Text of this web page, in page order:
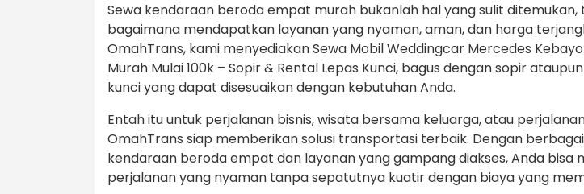
Sewa kendaraan beroda empat murah bukanlah hal yang sulit ditemukan,
bagaimana mendapatkan layanan yang nyaman, aman, dan harga
OmahTrans, kami menyediakan Sewa Mobil Weddingcar Mercedes
Murah Mulai 100k – Sopir & Rental Lepas Kunci, bagus dengan sopir
kunci yang dapat disesuaikan dengan kebutuhan Anda.
Entah itu untuk perjalanan bisnis, wisata bersama keluarga, atau
OmahTrans siap memberikan solusi transportasi terbaik. Dengan
kendaraan beroda empat dan layanan yang gampang diakses, Anda bisa
perjalanan yang nyaman tanpa sepatutnya kuatir dengan biaya yang